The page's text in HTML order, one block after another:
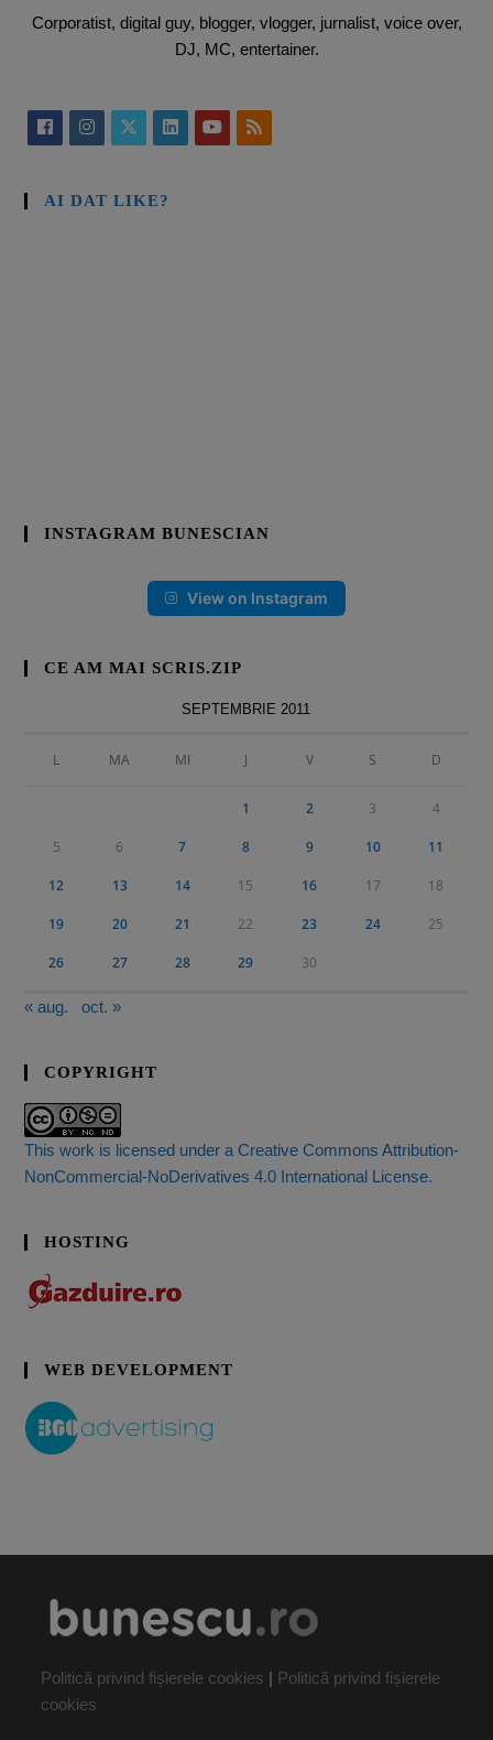
Corporatist, digital guy, blogger, vlogger, jurnalist, voice over,
DJ, MC, entertainer.
AI DAT LIKE?
INSTAGRAM BUNESCIAN
View on Instagram
CE AM MAI SCRIS.ZIP
SEPTEMBRIE 2011
L MA MI J V S D
1 2 3 4
5 6 7 8 9 10 11
12 13 14 15 16 17 18
19 20 21 22 23 24 25
26 27 28 29 30
« aug. oct. »
COPYRIGHT
This work is licensed under a Creative Commons Attribution-
NonCommercial-NoDerivatives 4.0 International License.
HOSTING
WEB DEVELOPMENT
Politică privind fișierele cookies | Politică privind fișierele
cookies